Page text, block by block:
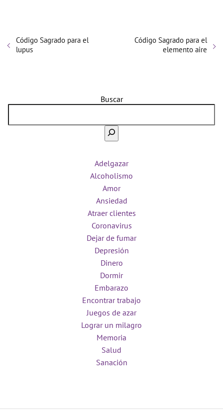
Código Sagrado para el
lupus
Código Sagrado para el
elemento aire
Buscar
Adelgazar
Alcoholismo
Amor
Ansiedad
Atraer clientes
Coronavirus
Dejar de fumar
Depresión
Dinero
Dormir
Embarazo
Encontrar trabajo
Juegos de azar
Lograr un milagro
Memoria
Salud
Sanación